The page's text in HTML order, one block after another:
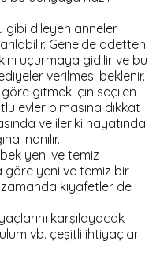
gibi dileyen anneler
Genelde adetten
uçurmaya gidilir ve bu
verilmesi beklenir.
göre gitmek için seçilen
evler olmasına dikkat
ve ileriki hayatında
inanılır.
yeni ve temiz
göre yeni ve temiz bir
kıyafetler de
karşılayacak
vb. çeşitli ihtiyaçlar